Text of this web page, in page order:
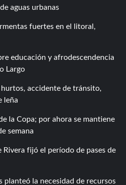
aguas urbanas
fuertes en el litoral,
educación y afrodescendencia
Largo
accidente de tránsito,
leña
la Copa; por ahora se mantiene
semana
fijó el período de pases de
planteó la necesidad de recursos